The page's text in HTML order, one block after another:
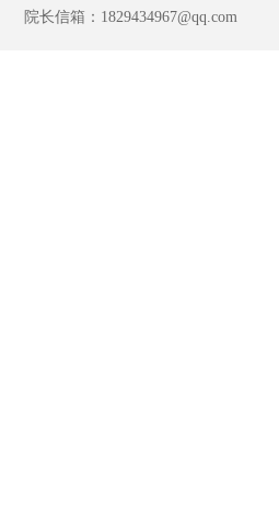
院长信箱：1829434967@qq.com